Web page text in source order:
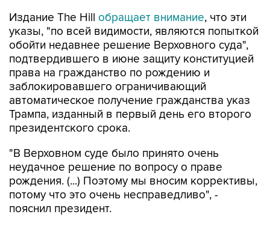
Издание The Hill обращает внимание, что эти
указы, "по всей видимости, являются попыткой
обойти недавнее решение Верховного суда",
подтвердившего в июне защиту конституцией
права на гражданство по рождению и
заблокировавшего ограничивающий
автоматическое получение гражданства указ
Трампа, изданный в первый день его второго
президентского срока.
"В Верховном суде было принято очень
неудачное решение по вопросу о праве
рождения. (...) Поэтому мы вносим коррективы,
потому что это очень несправедливо", -
пояснил президент.